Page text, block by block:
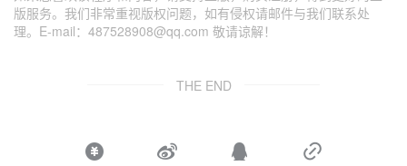
版服务。我们非常重视版权问题，如有侵权请邮件与我们联系处
理。E-mail：487528908@qq.com 敬请谅解！
THE END